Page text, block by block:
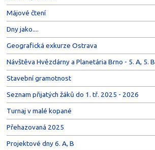
Májové čtení
Dny jako....
Geografická exkurze Ostrava
Návštěva Hvězdárny a Planetária Brno - 5. A, 5. B
Stavební gramotnost
Seznam přijatých žáků do 1. tř. 2025 - 2026
Turnaj v malé kopané
Přehazovaná 2025
Projektové dny 6. A, B